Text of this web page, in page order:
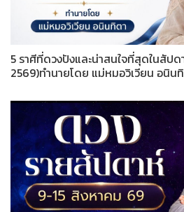
5 ราศีที่ดวงปังและน่าสนใจที่สุดในสัป
2569)ทำนายโดย แม่หมอวิเวียน อนิน